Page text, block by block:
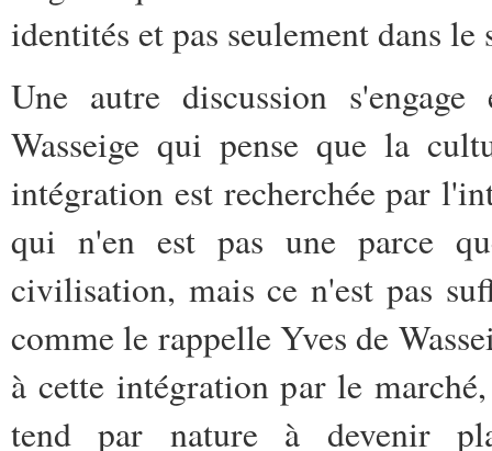
identités et pas seulement dans
Une autre discussion
Wasseige qui pense que la
intégration est recherchée par
qui n'en est pas une parce
civilisation, mais ce n'est pas
comme le rappelle Yves de
à cette intégration par le
tend par nature à devenir